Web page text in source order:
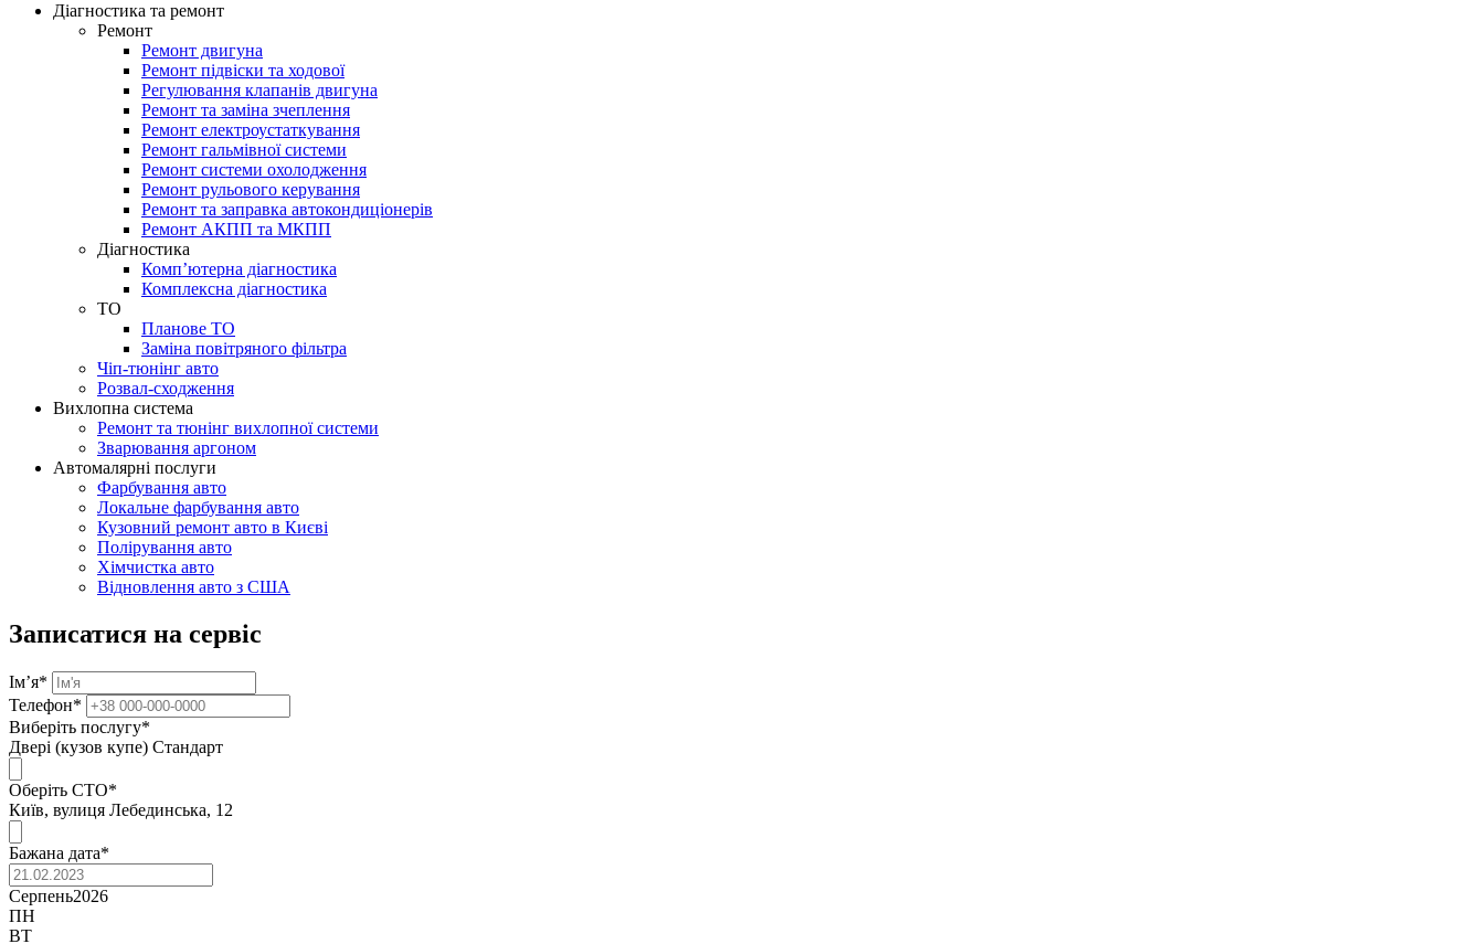
Діагностика та ремонт
Ремонт
Ремонт двигуна
Ремонт підвіски та ходової
Регулювання клапанів двигуна
Ремонт та заміна зчеплення
Ремонт електроустаткування
Ремонт гальмівної системи
Ремонт системи охолодження
Ремонт рульового керування
Ремонт та заправка автокондиціонерів
Ремонт АКПП та МКПП
Діагностика
Комп’ютерна діагностика
Комплексна діагностика
ТО
Планове ТО
Заміна повітряного фільтра
Чіп-тюнінг авто
Розвал-сходження
Вихлопна система
Ремонт та тюнінг вихлопної системи
Зварювання аргоном
Автомалярні послуги
Фарбування авто
Локальне фарбування авто
Кузовний ремонт авто в Києві
Полірування авто
Хімчистка авто
Відновлення авто з США
Записатися на сервіс
Ім’я*
Телефон*
Виберіть послугу*
Двері (кузов купе) Стандарт
Оберіть СТО*
Київ, вулиця Лебединська, 12
Бажана дата*
Серпень2026
ПН
ВТ